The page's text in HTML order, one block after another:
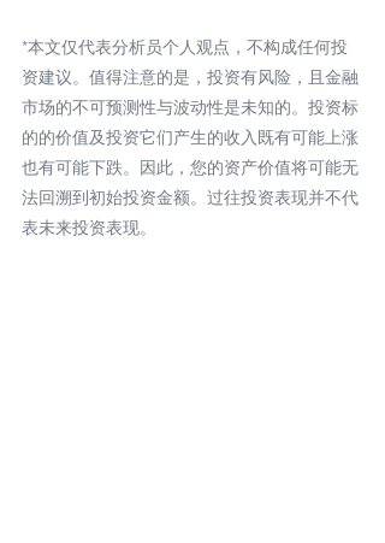
*本文仅代表分析员个人观点，不构成任何投
资建议。值得注意的是，投资有风险，且金融
市场的不可预测性与波动性是未知的。投资标
的的价值及投资它们产生的收入既有可能上涨
也有可能下跌。因此，您的资产价值将可能无
法回溯到初始投资金额。过往投资表现并不代
表未来投资表现。